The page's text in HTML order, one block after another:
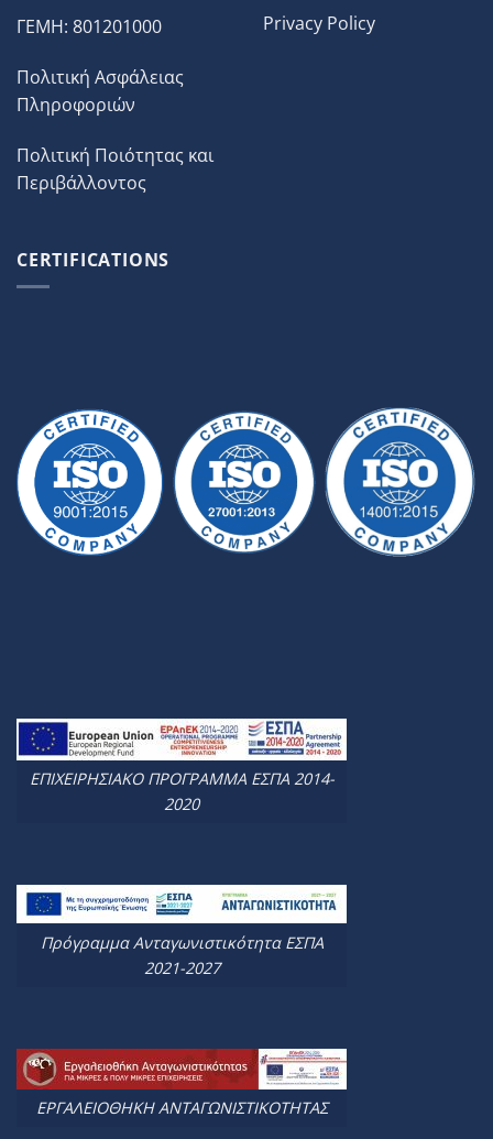
ΓΕΜΗ: 801201000
Πολιτική Ασφάλειας
Πληροφοριών
Πολιτική Ποιότητας και
Περιβάλλοντος
Privacy Policy
CERTIFICATIONS
ΕΠΙΧΕΙΡΗΣΙΑΚΟ ΠΡΟΓΡΑΜΜΑ ΕΣΠΑ 2014-
2020
Πρόγραμμα Ανταγωνιστικότητα ΕΣΠΑ
2021-2027
ΕΡΓΑΛΕΙΟΘΗΚΗ ΑΝΤΑΓΩΝΙΣΤΙΚΟΤΗΤΑΣ